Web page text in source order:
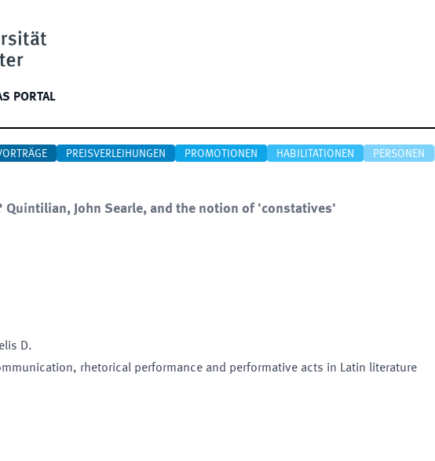
PORTAL
PREISVERLEIHUNGEN PROMOTIONEN HABILITATIONEN PERSONEN
Quintilian, John Searle, and the notion of 'constatives'
D.
rhetorical performance and performative acts in Latin literature